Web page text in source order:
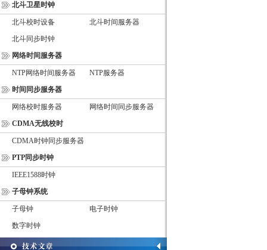
北斗卫星时钟
北斗校时设备
北斗时间服务器
北斗同步时钟
网络时间服务器
NTP网络时间服务器
NTP服务器
时间同步服务器
网络校时服务器
网络时间同步服务器
CDMA无线校时
CDMA时钟同步服务器
PTP同步时钟
IEEE1588时钟
子母钟系统
子母钟
电子时钟
数字时钟